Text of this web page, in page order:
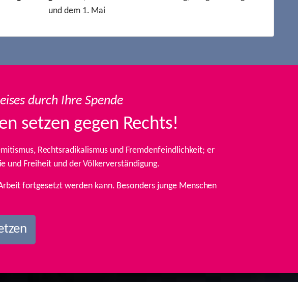
und dem 1. Mai
durch Ihre Spende
setzen gegen Rechts!
Rechtsradikalismus und Fremdenfeindlichkeit; er
und Freiheit und der Völkerverständigung.
fortgesetzt werden kann. Besonders junge Menschen